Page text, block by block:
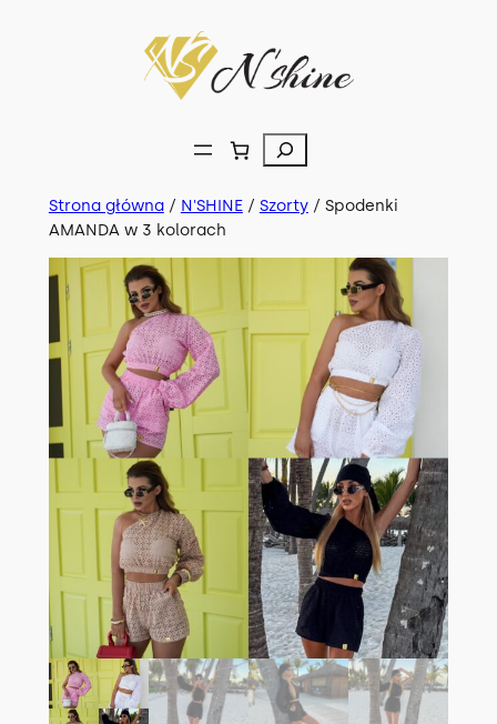
Szukaj
Strona główna/ N'SHINE/ Szorty/ Spodenki
AMANDA w 3 kolorach